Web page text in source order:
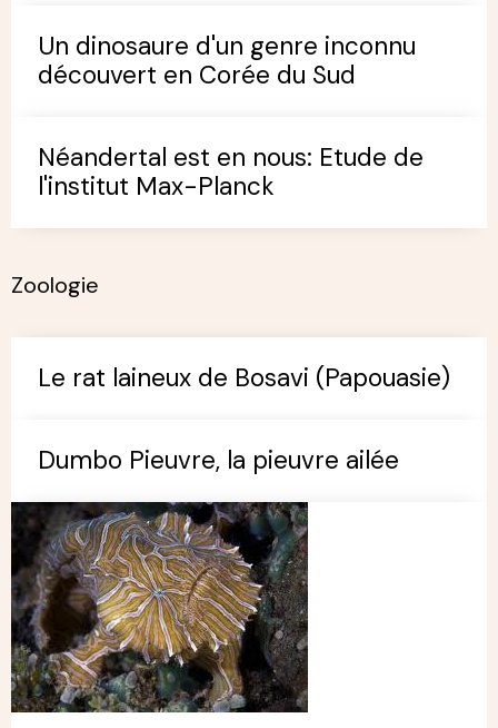
Un dinosaure d'un genre inconnu
découvert en Corée du Sud
Néandertal est en nous: Etude de
l'institut Max-Planck
Zoologie
Le rat laineux de Bosavi (Papouasie)
Dumbo Pieuvre, la pieuvre ailée